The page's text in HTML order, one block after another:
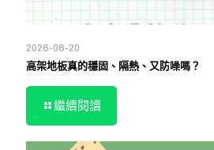
2026-06-20
高架地板真的穩固、隔熱、又防噪嗎？
繼續閱讀